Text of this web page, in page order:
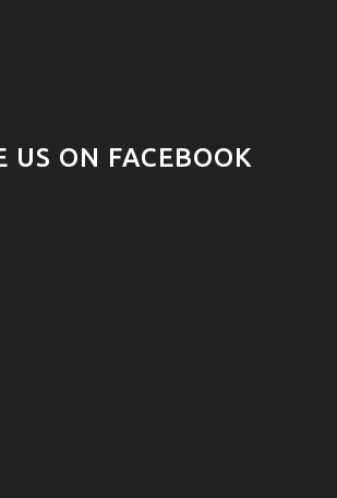
US ON FACEBOOK